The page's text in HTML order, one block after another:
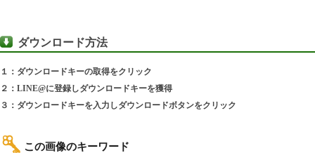
ダウンロード方法
１：ダウンロードキーの取得をクリック
２：LINE@に登録しダウンロードキーを獲得
３：ダウンロードキーを入力しダウンロードボタンをクリック
この画像のキーワード